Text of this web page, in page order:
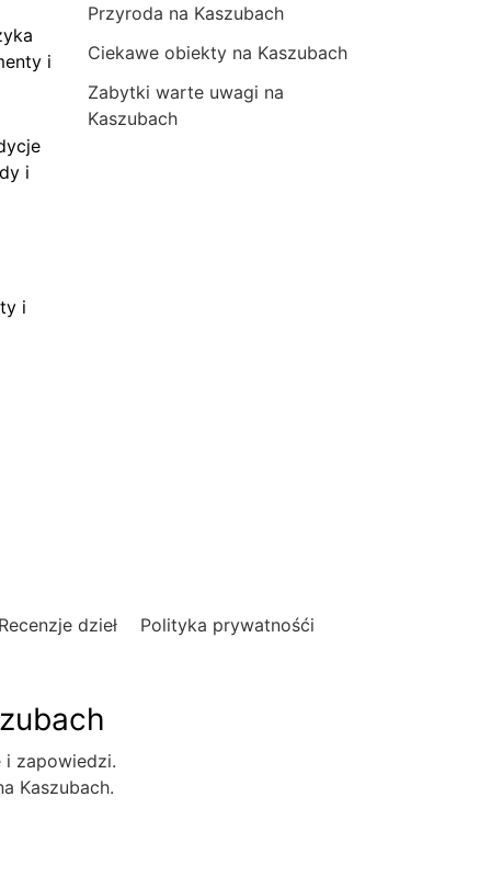
i
i
i
Przyroda na Kaszubach
Ciekawe obiekty na Kaszubach
Zabytki warte uwagi na
Kaszubach
dzieł Polityka prywatnośći
i zapowiedzi.
Kaszubach.